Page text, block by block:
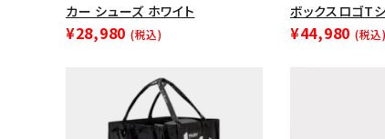
シーズンから探す
カー シューズ ホワイト
¥28,980 (税込)
ボックスロゴT
¥44,980 (税込)